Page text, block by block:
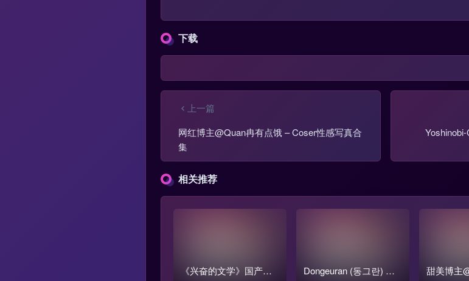
下载
上一篇
网红博主@Quan冉有点饿 – Coser性感写真合
集
相关推荐
《兴奋的文学》国产跳
Dongeuran (동그란) 写
甜美博主